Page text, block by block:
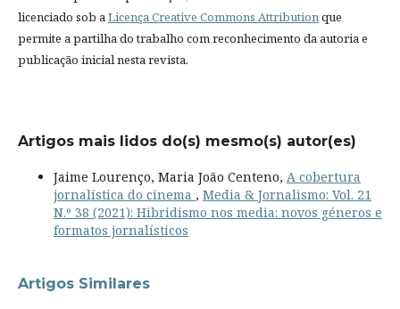
licenciado sob aLicença Creative Commons Attributionque
permite a partilha do trabalho com reconhecimento da autoria e
publicação inicial nesta revista.
Artigos mais lidos do(s) mesmo(s) autor(es)
Jaime Lourenço, Maria João Centeno, A cobertura
jornalística do cinema , Media & Jornalismo: Vol. 21
N.º 38 (2021): Hibridismo nos media: novos géneros e
formatos jornalísticos
Artigos Similares